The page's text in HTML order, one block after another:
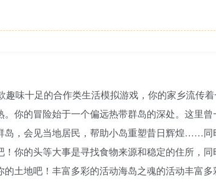
趣味十足的合作类生活模拟游戏，你的家乡流传
你的冒险始于一个偏远热带群岛的深处。这里
岛，会见当地居民，帮助小岛重塑昔日辉煌……
你的头等大事是寻找食物来源和稳定的住所，
土地吧！丰富多彩的活动海岛之魂的活动丰富